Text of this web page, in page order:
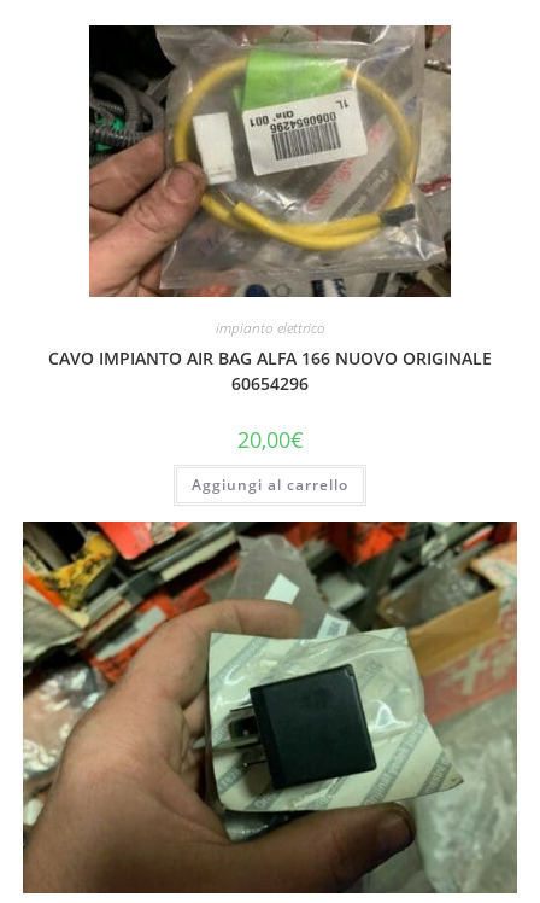
impianto elettrico
CAVO IMPIANTO AIR BAG ALFA 166 NUOVO ORIGINALE
60654296
20,00€
Aggiungi al carrello